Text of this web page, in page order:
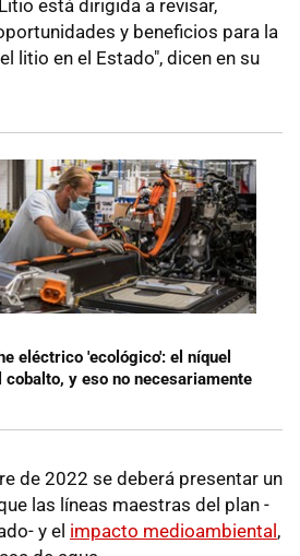
está dirigida a revisar,
y beneficios para la
litio en el Estado", dicen en su
eléctrico 'ecológico': el níquel
y eso no necesariamente
de 2022 se deberá presentar un
las líneas maestras del plan -
y el impacto medioambiental ,